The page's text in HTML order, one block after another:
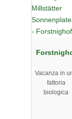
Vacanza in
fattoria
biologica